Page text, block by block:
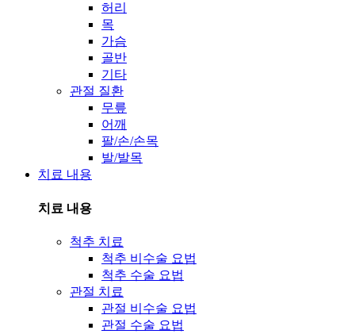
허리
목
가슴
골반
기타
관절 질환
무릎
어깨
팔/손/손목
발/발목
치료 내용
치료 내용
척추 치료
척추 비수술 요법
척추 수술 요법
관절 치료
관절 비수술 요법
관절 수술 요법